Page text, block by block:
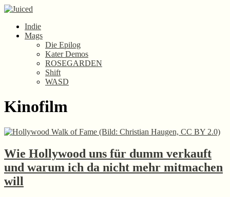
Indie
Mags
Die Epilog
Kater Demos
ROSEGARDEN
Shift
WASD
Kinofilm
Wie Hollywood uns für dumm verkauft
und warum ich da nicht mehr mitmachen
will